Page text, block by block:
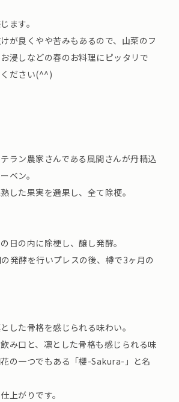
ます。
が良くやや苦みもあるので、山菜のフ
浸しなどの春のお料理にピッタリで
ださい(^^)
ラン農家さんである風間さんが丹精込
ベン。
した果実を選果し、全て除梗。
日の内に除梗し、醸し発酵。
発酵を行いプレスの後、樽で3ヶ月の
した骨格を感じられる味わい。
み口と、凛とした骨格も感じられる味
の一つでもある「櫻-Sakura-」と名
上がりです。